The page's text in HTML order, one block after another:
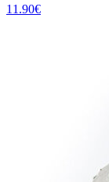
11.90€